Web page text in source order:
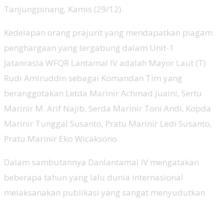
Tanjungpinang, Kamis (29/12).
Kedelapan orang prajurit yang mendapatkan piagam
penghargaan yang tergabung dalam Unit-1
Jatanrasla WFQR Lantamal IV adalah Mayor Laut (T)
Rudi Amiruddin sebagai Komandan Tim yang
beranggotakan Letda Marinir Achmad Juaini, Sertu
Marinir M. Arif Najib, Serda Marinir Toni Andi, Kopda
Marinir Tunggal Susanto, Pratu Marinir Ledi Susanto,
Pratu Marinir Eko Wicaksono.
Dalam sambutannya Danlantamal IV mengatakan
beberapa tahun yang lalu dunia internasional
melaksanakan publikasi yang sangat menyudutkan